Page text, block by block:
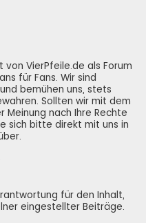
VierPfeile.de als Forum
für Fans. Wir sind
bemühen uns, stets
Sollten wir mit dem
nach Ihre Rechte
sich bitte direkt mit uns in
für den Inhalt,
eingestellter Beiträge.